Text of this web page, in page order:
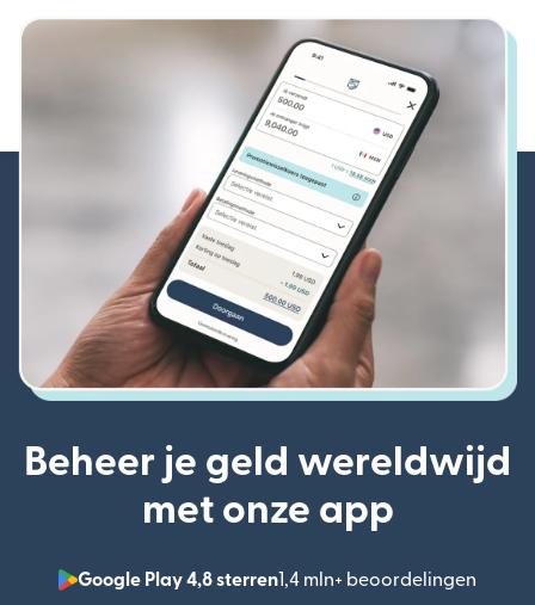
Beheer je geld wereldwijd
met onze app
Google Play 4,8 sterren1,4 mln+ beoordelingen